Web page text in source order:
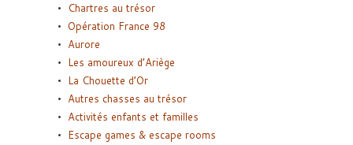
Chartres au trésor
Opération France 98
Aurore
Les amoureux d’Ariège
La Chouette d’Or
Autres chasses au trésor
Activités enfants et familles
Escape games & escape rooms